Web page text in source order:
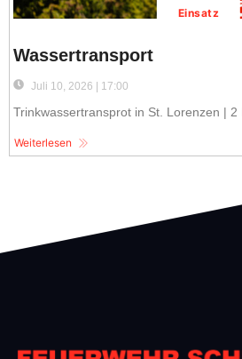
Einsatz
Wassertransport
Juli 10, 2026 | 17:00
Trinkwassertransprot in St. Lorenzen |
Weiterlesen